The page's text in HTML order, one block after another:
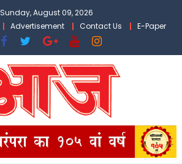
Sunday, August 09, 2026
Advertisement Contact Us E-Paper